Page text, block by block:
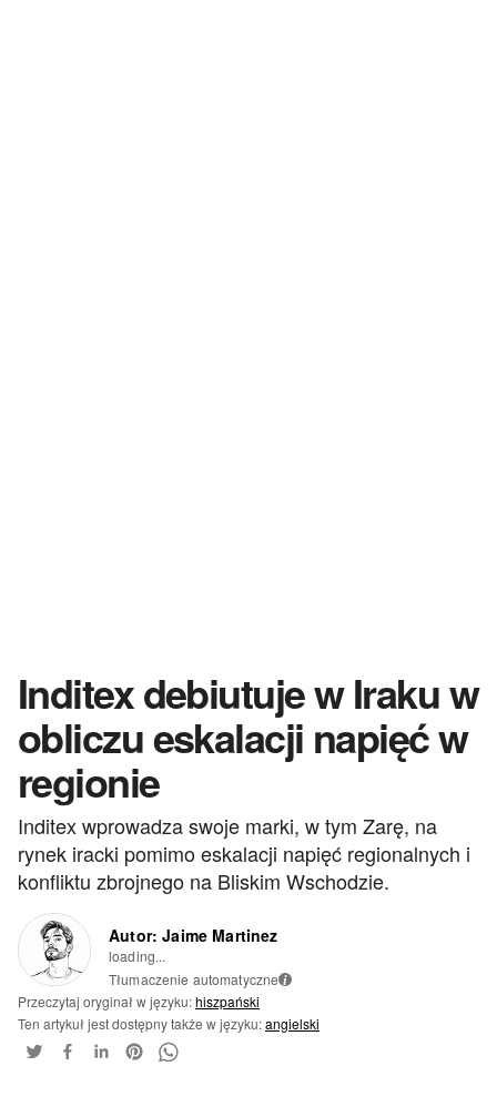
Inditex debiutuje w Iraku w
obliczu eskalacji napięć w
regionie
Inditex wprowadza swoje marki, w tym Zarę, na
rynek iracki pomimo eskalacji napięć regionalnych i
konfliktu zbrojnego na Bliskim Wschodzie.
Autor: Jaime Martinez
loading...
Tłumaczenie automatyczne i
Przeczytaj oryginał w języku:hiszpański
Ten artykuł jest dostępny także w języku:angielski